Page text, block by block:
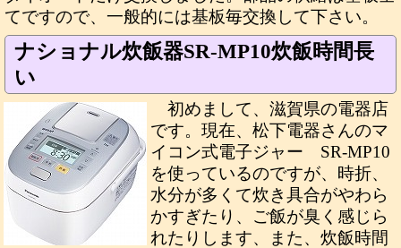
てですので、一般的には基板毎交換して下さい。
ナショナル炊飯器SR-MP10炊飯時間長
い
初めまして、滋賀県の電器店
です。現在、松下電器さんのマ
イコン式電子ジャー SR-MP10
を使っているのですが、時折、
水分が多くて炊き具合がやわら
かすぎたり、ご飯が臭く感じら
れたりします、また、炊飯時間